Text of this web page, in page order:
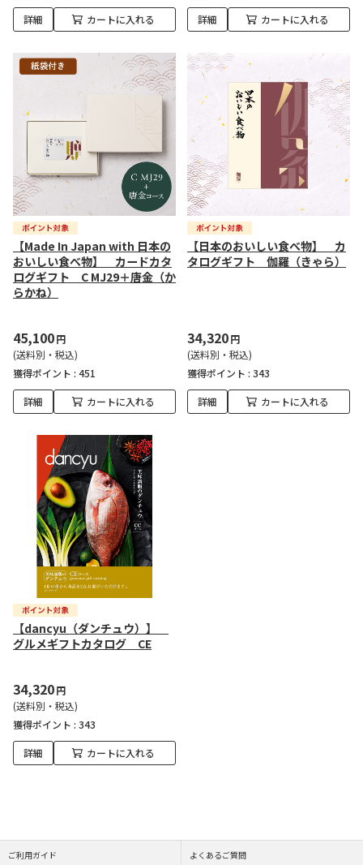
詳細 カートに入れる 詳細 カートに入れる
【Made In Japan with 日本の
おいしい食べ物】 カードカタ
ログギフト C MJ29＋唐金（か
らかね）
45,100円
(送料別・税込)
獲得ポイント : 451
詳細 カートに入れる
【日本のおいしい食べ物】 カ
タログギフト 伽羅（きゃら）
34,320円
(送料別・税込)
獲得ポイント : 343
詳細 カートに入れる
【dancyu（ダンチュウ）】
グルメギフトカタログ CE
34,320円
(送料別・税込)
獲得ポイント : 343
詳細 カートに入れる
ご利用ガイド よくあるご質問